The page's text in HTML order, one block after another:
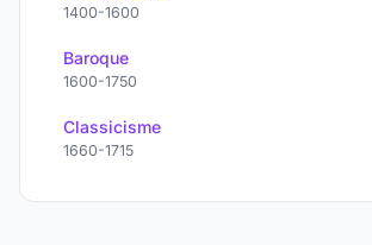
1400-1600
Baroque
1600-1750
Classicisme
1660-1715